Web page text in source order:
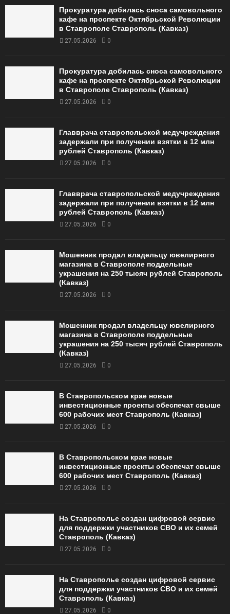
Прокуратура добилась сноса самовольного
кафе на проспекте Октябрьской Революции
в Ставрополе Ставрополь (Кавказ)
27.05.2026 0
Прокуратура добилась сноса самовольного
кафе на проспекте Октябрьской Революции
в Ставрополе Ставрополь (Кавказ)
27.05.2026 0
Главврача ставропольской медучреждения
задержали при получении взятки в 12 млн
рублей Ставрополь (Кавказ)
27.05.2026 0
Главврача ставропольской медучреждения
задержали при получении взятки в 12 млн
рублей Ставрополь (Кавказ)
27.05.2026 0
Мошенник продал владельцу ювелирного
магазина в Ставрополе поддельные
украшения на 250 тысяч рублей Ставрополь
(Кавказ)
27.05.2026 0
Мошенник продал владельцу ювелирного
магазина в Ставрополе поддельные
украшения на 250 тысяч рублей Ставрополь
(Кавказ)
27.05.2026 0
В Ставропольском крае новые
инвестиционные проекты обеспечат свыше
600 рабочих мест Ставрополь (Кавказ)
27.05.2026 0
В Ставропольском крае новые
инвестиционные проекты обеспечат свыше
600 рабочих мест Ставрополь (Кавказ)
27.05.2026 0
На Ставрополье создан цифровой сервис
для поддержки участников СВО и их семей
Ставрополь (Кавказ)
27.05.2026 0
На Ставрополье создан цифровой сервис
для поддержки участников СВО и их семей
Ставрополь (Кавказ)
27.05.2026 0